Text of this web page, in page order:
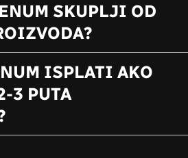
SKUPLJI OD
ISPLATI AKO
3 PUTA